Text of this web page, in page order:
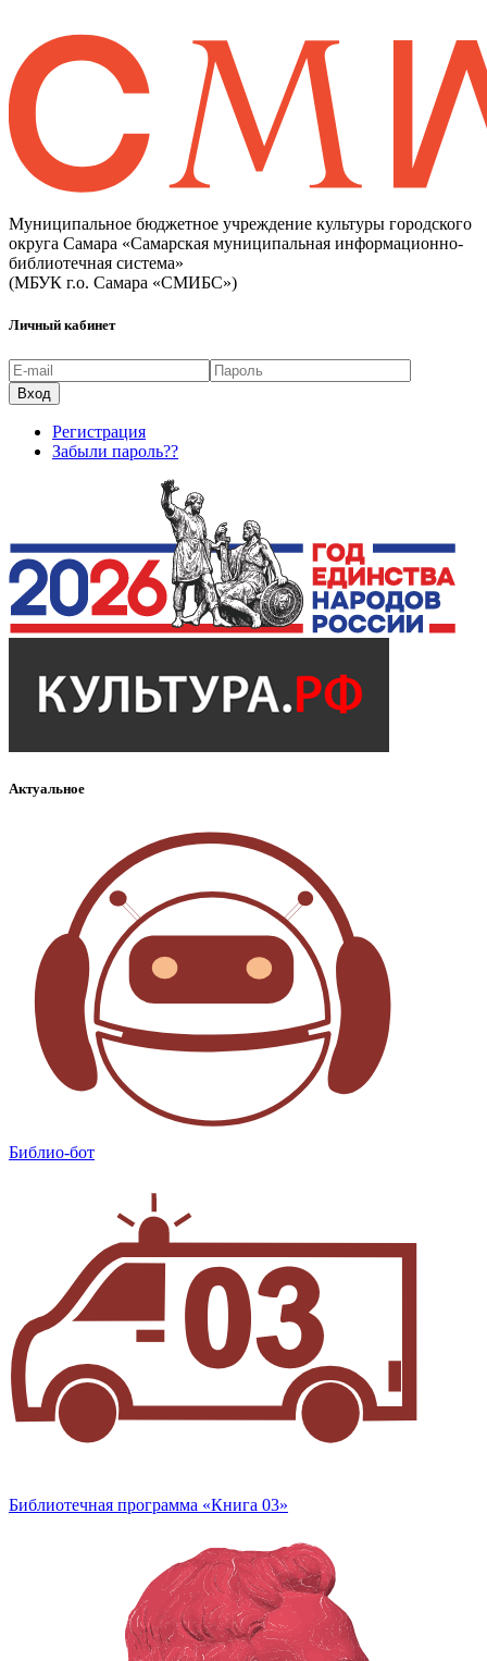
Муниципальное бюджетное учреждение культуры городского
округа Самара «Самарская муниципальная информационно-
библиотечная система»
(МБУК г.о. Самара «СМИБС»)
Личный кабинет
Регистрация
Забыли пароль??
Актуальное
Библио-бот
Библиотечная программа «Книга 03»